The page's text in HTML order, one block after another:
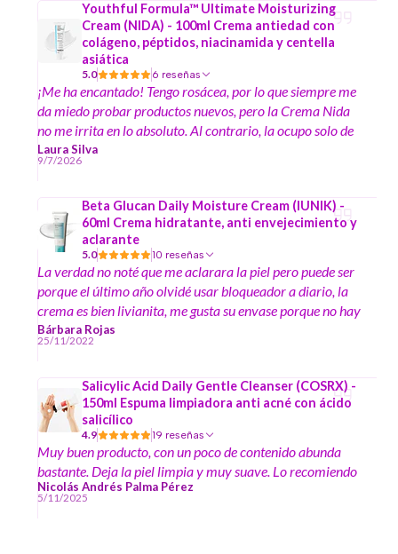
originalesYouthful Formula™ Ultimate Moisturizing
Cream (NIDA) - 100ml Crema antiedad con
colágeno, péptidos, niacinamida y centella
asiática
5.0 6 reseñas
​¡Me ha encantado! Tengo rosácea, por lo que siempre me
da miedo probar productos nuevos, pero la Crema Nida
no me irrita en lo absoluto. Al contrario, la ocupo solo de
noche y me deja la piel súper suave y brillante. Se nota el
cambio desde el primer uso. ¡Totalmente recomendada!
Laura Silva
9/7/2026
Beta Glucan Daily Moisture Cream (IUNIK) -
60ml Crema hidratante, anti envejecimiento y
aclarante
5.0 10 reseñas
La verdad no noté que me aclarara la piel pero puede ser
porque el último año olvidé usar bloqueador a diario, la
crema es bien livianita, me gusta su envase porque no hay
que me meter el dedo por lo tanto se mantiene limpio el
producto, hidrata bien mi piel seca y no deja residuos, se
Bárbara Rojas
25/11/2022
Salicylic Acid Daily Gentle Cleanser (COSRX) -
150ml Espuma limpiadora anti acné con ácido
salicílico
4.9 19 reseñas
Muy buen producto, con un poco de contenido abunda
bastante. Deja la piel limpia y muy suave. Lo recomiendo
Nicolás Andrés Palma Pérez
5/11/2025